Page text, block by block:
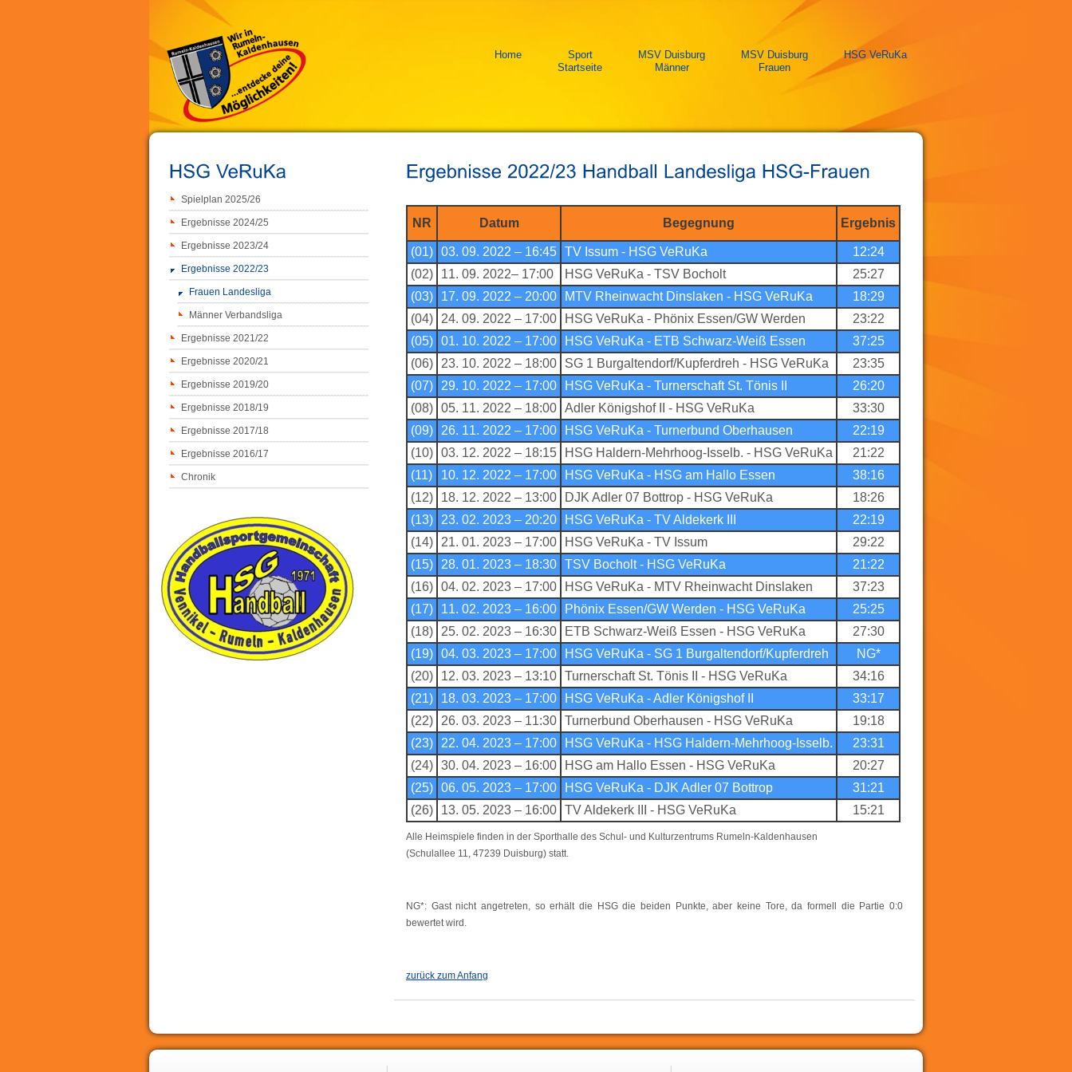
Home
Sport
Startseite
MSV Duisburg
Männer
MSV Duisburg
Frauen
HSG VeRuKa
NR Datum Begegnung Ergebnis
(01) 03. 09. 2022 – 16:45 TV Issum - HSG VeRuKa
12:24
(02)
11. 09. 2022– 17:00 HSG VeRuKa - TSV Bocholt
25:27
(03)
17. 09. 2022 – 20:00 MTV Rheinwacht Dinslaken - HSG VeRuKa
18:29
(04)
24. 09. 2022 – 17:00 HSG VeRuKa - Phönix Essen/GW Werden
23:22
(05) 01. 10. 2022 – 17:00 HSG VeRuKa - ETB Schwarz-Weiß Essen
37:25
(06)
23. 10. 2022 – 18:00 SG 1 Burgaltendorf/Kupferdreh - HSG VeRuKa
23:35
(07)
29. 10. 2022 – 17:00 HSG VeRuKa - Turnerschaft St. Tönis II
26:20
(08) 05. 11. 2022 – 18:00 Adler Königshof II - HSG VeRuKa
33:30
(09)
26. 11. 2022 – 17:00 HSG VeRuKa - Turnerbund Oberhausen
22:19
(10) 03. 12. 2022 – 18:15 HSG Haldern-Mehrhoog-Isselb. - HSG VeRuKa
21:22
(11)
10. 12. 2022 – 17:00 HSG VeRuKa - HSG am Hallo Essen
38:16
(12)
18. 12. 2022 – 13:00 DJK Adler 07 Bottrop - HSG VeRuKa
18:26
(13)
23. 02. 2023 – 20:20 HSG VeRuKa - TV Aldekerk III
22:19
(14)
21. 01. 2023 – 17:00 HSG VeRuKa - TV Issum
29:22
(15)
28. 01. 2023 – 18:30 TSV Bocholt - HSG VeRuKa
21:22
(16) 04. 02. 2023 – 17:00 HSG VeRuKa - MTV Rheinwacht Dinslaken
37:23
(17)
11. 02. 2023 – 16:00 Phönix Essen/GW Werden - HSG VeRuKa
25:25
(18)
25. 02. 2023 – 16:30 ETB Schwarz-Weiß Essen - HSG VeRuKa
27:30
(19) 04. 03. 2023 – 17:00 HSG VeRuKa - SG 1 Burgaltendorf/Kupferdreh
NG*
(20)
12. 03. 2023 – 13:10 Turnerschaft St. Tönis II - HSG VeRuKa
34:16
(21)
18. 03. 2023 – 17:00 HSG VeRuKa - Adler Königshof II
33:17
(22)
26. 03. 2023 – 11:30 Turnerbund Oberhausen - HSG VeRuKa
19:18
(23)
22. 04. 2023 – 17:00 HSG VeRuKa - HSG Haldern-Mehrhoog-Isselb.
23:31
(24) 30. 04. 2023 – 16:00 HSG am Hallo Essen - HSG VeRuKa
20:27
(25) 06. 05. 2023 – 17:00 HSG VeRuKa - DJK Adler 07 Bottrop
31:21
(26)
13. 05. 2023 – 16:00 TV Aldekerk III - HSG VeRuKa 15:21
Alle Heimspiele finden in der Sporthalle des Schul- und Kulturzentrums Rumeln-Kaldenhausen
(Schulallee 11, 47239 Duisburg) statt.
NG*: Gast nicht angetreten, so erhält die HSG die beiden Punkte, aber keine Tore, da formell die Partie 0:0
bewertet wird.
zurück zum Anfang
Spielplan 2025/26
Ergebnisse 2024/25
Ergebnisse 2023/24
Ergebnisse 2022/23
Frauen Landesliga
Männer Verbandsliga
Ergebnisse 2021/22
Ergebnisse 2020/21
Ergebnisse 2019/20
Ergebnisse 2018/19
Ergebnisse 2017/18
Ergebnisse 2016/17
Chronik